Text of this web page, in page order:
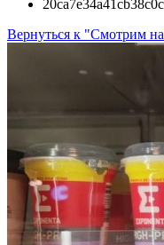
Вернуться к "Смотрим